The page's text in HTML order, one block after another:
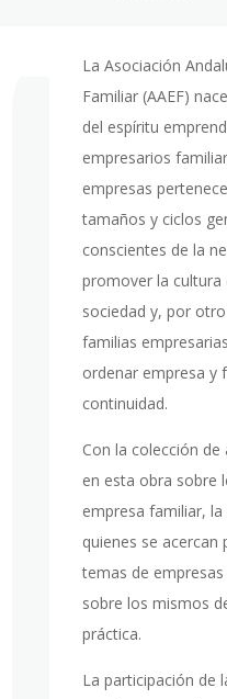
La Asociación
Familiar (AAEF)
del espíritu
empresarios
empresas
tamaños y ciclos
conscientes de la
promover la cultura
sociedad y, por
familias
ordenar empresa y
continuidad.
Con la colección
en esta obra sobre
empresa familiar, la
quienes se acercan
temas de
sobre los mismos
práctica.
La participación de